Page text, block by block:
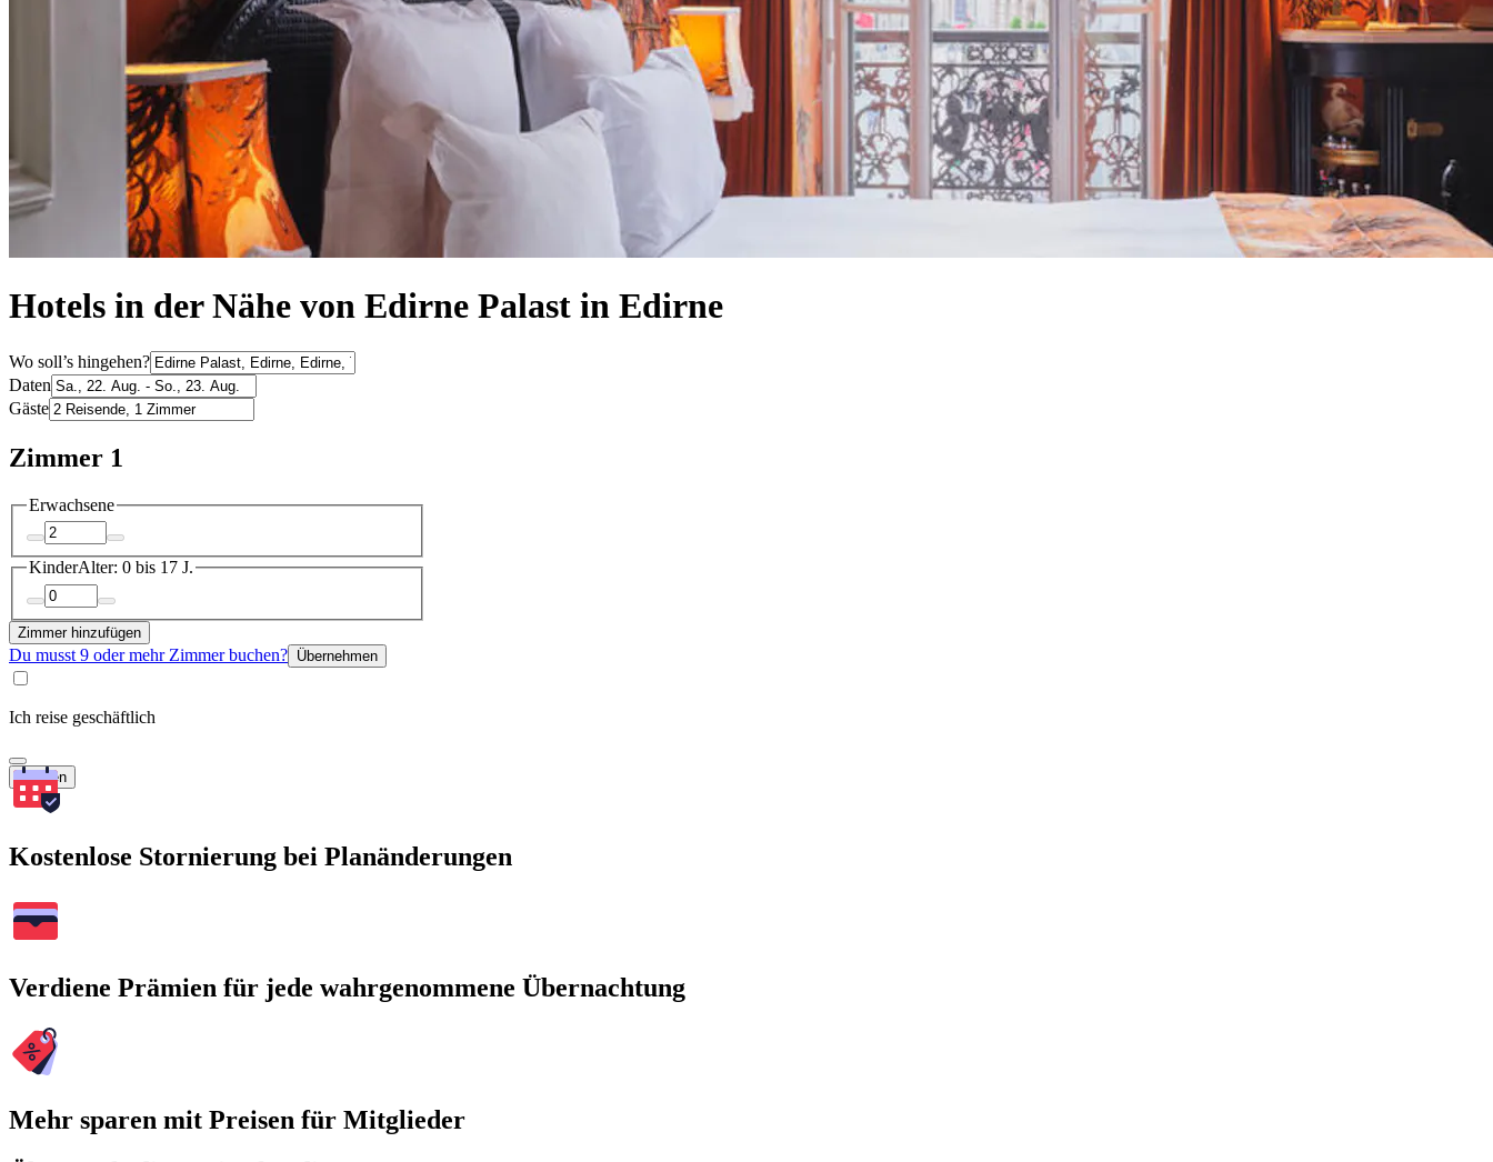
Hotels in der Nähe von Edirne Palast in Edirne
Wo soll’s hingehen?
Daten
Gäste
Zimmer 1
Erwachsene
KinderAlter: 0 bis 17 J.
Zimmer hinzufügen
Du musst 9 oder mehr Zimmer buchen? Übernehmen
Ich reise geschäftlich
Suchen
Kostenlose Stornierung bei Planänderungen
Verdiene Prämien für jede wahrgenommene Übernachtung
Mehr sparen mit Preisen für Mitglieder